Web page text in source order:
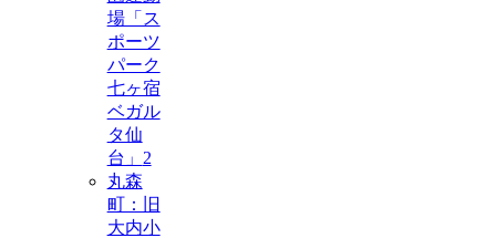
場「ス
ポーツ
パーク
七ヶ宿
ベガル
タ仙
台」 2
丸森
町：旧
大内小